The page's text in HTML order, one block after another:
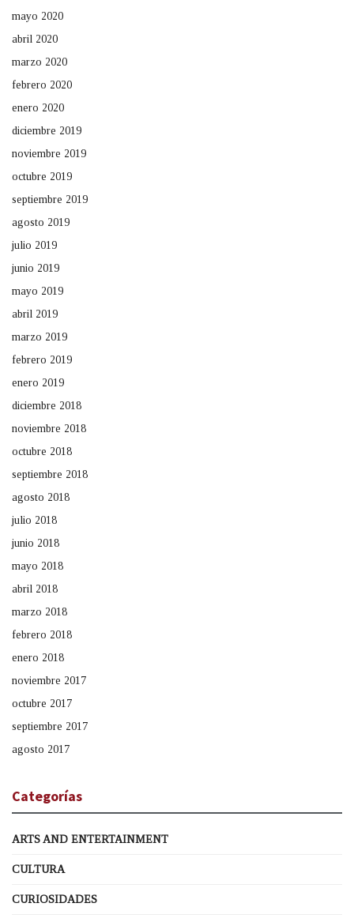
mayo 2020
abril 2020
marzo 2020
febrero 2020
enero 2020
diciembre 2019
noviembre 2019
octubre 2019
septiembre 2019
agosto 2019
julio 2019
junio 2019
mayo 2019
abril 2019
marzo 2019
febrero 2019
enero 2019
diciembre 2018
noviembre 2018
octubre 2018
septiembre 2018
agosto 2018
julio 2018
junio 2018
mayo 2018
abril 2018
marzo 2018
febrero 2018
enero 2018
noviembre 2017
octubre 2017
septiembre 2017
agosto 2017
Categorías
ARTS AND ENTERTAINMENT
CULTURA
CURIOSIDADES